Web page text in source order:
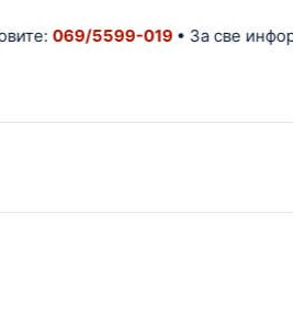
069/5599-019• За све